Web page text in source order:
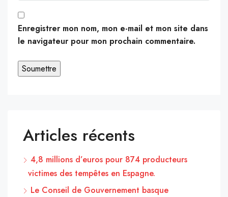
Enregistrer mon nom, mon e-mail et mon site dans
le navigateur pour mon prochain commentaire.
Articles récents
4,8 millions d’euros pour 874 producteurs
victimes des tempêtes en Espagne.
Le Conseil de Gouvernement basque